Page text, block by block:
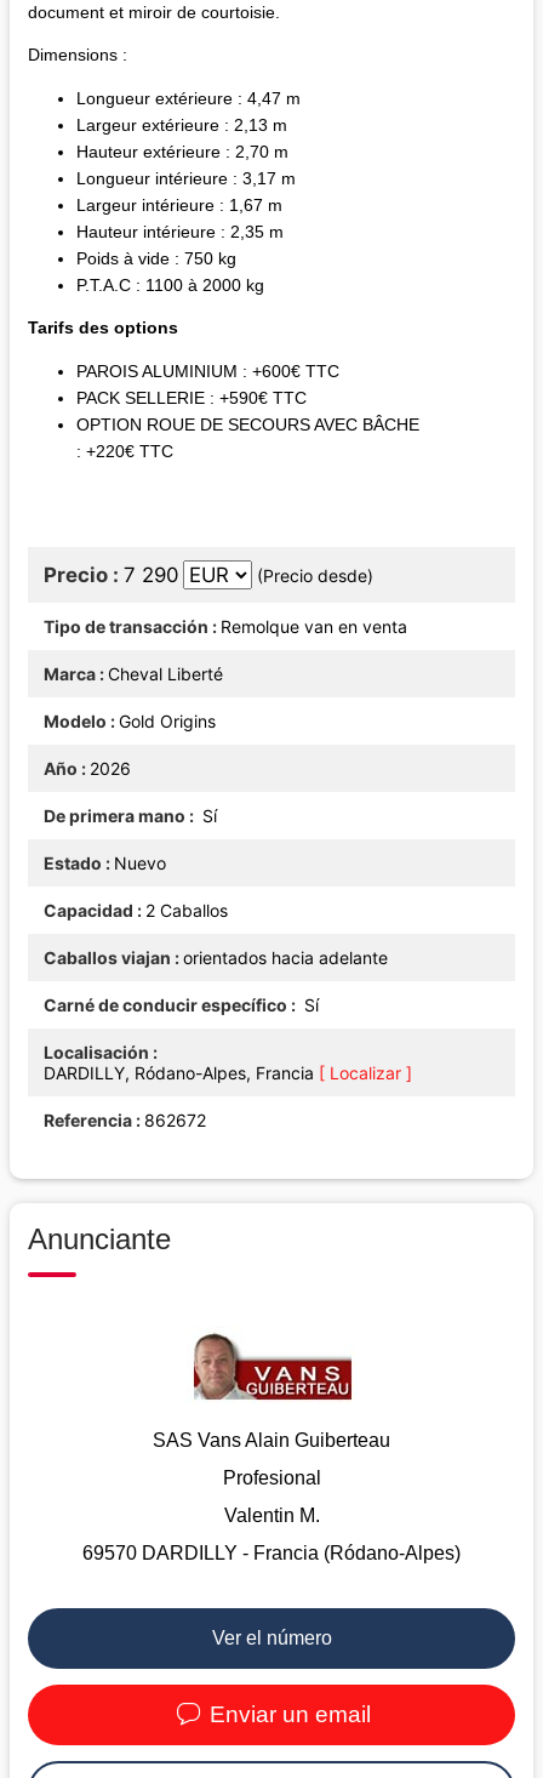
document et miroir de courtoisie.
Dimensions :
Longueur extérieure : 4,47 m
Largeur extérieure : 2,13 m
Hauteur extérieure : 2,70 m
Longueur intérieure : 3,17 m
Largeur intérieure : 1,67 m
Hauteur intérieure : 2,35 m
Poids à vide : 750 kg
P.T.A.C : 1100 à 2000 kg
Tarifs des options
PAROIS ALUMINIUM : +600€ TTC
PACK SELLERIE : +590€ TTC
OPTION ROUE DE SECOURS AVEC BÂCHE
: +220€ TTC
Precio 7 290 (Precio desde)
Tipo de transacción Remolque van en venta
Marca Cheval Liberté
Modelo Gold Origins
Año 2026
De primera mano Sí
Estado Nuevo
Capacidad 2 Caballos
Caballos viajan orientados hacia adelante
Carné de conducir específico Sí
Localisación
DARDILLY, Ródano-Alpes, Francia [ Localizar ]
Referencia 862672
Anunciante
SAS Vans Alain Guiberteau
Profesional
Valentin M.
69570 DARDILLY - Francia (Ródano-Alpes)
Ver el número
Enviar un email